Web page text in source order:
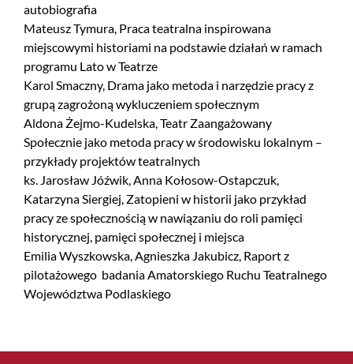
autobiografia
Mateusz Tymura, Praca teatralna inspirowana
miejscowymi historiami na podstawie działań w ramach
programu Lato w Teatrze
Karol Smaczny, Drama jako metoda i narzędzie pracy z
grupą zagrożoną wykluczeniem społecznym
Aldona Żejmo-Kudelska, Teatr Zaangażowany
Społecznie jako metoda pracy w środowisku lokalnym –
przykłady projektów teatralnych
ks. Jarosław Jóźwik, Anna Kołosow-Ostapczuk,
Katarzyna Siergiej, Zatopieni w historii jako przykład
pracy ze społecznością w nawiązaniu do roli pamięci
historycznej, pamięci społecznej i miejsca
Emilia Wyszkowska, Agnieszka Jakubicz, Raport z
pilotażowego badania Amatorskiego Ruchu Teatralnego
Województwa Podlaskiego